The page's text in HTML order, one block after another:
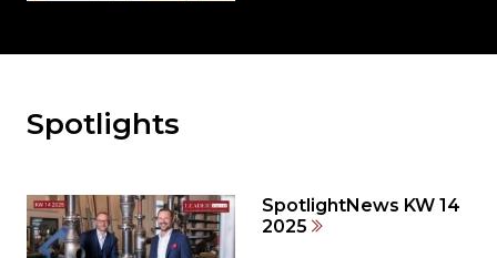
Möchten
den
weiteren
Inhalt
Spotlights
SpotlightNews KW 14
2025